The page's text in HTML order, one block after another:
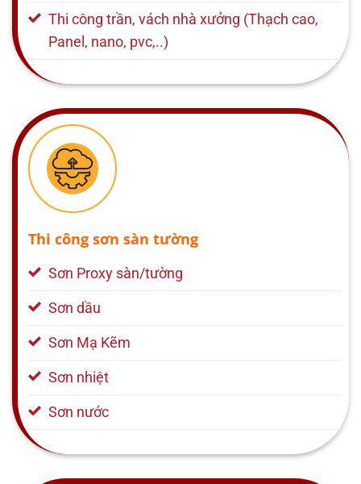
Thi công trần, vách nhà xưởng (Thạch cao,
Panel, nano, pvc,..)
Thi công sơn sàn tường
Sơn Proxy sàn/tường
Sơn dầu
Sơn Mạ Kẽm
Sơn nhiệt
Sơn nước